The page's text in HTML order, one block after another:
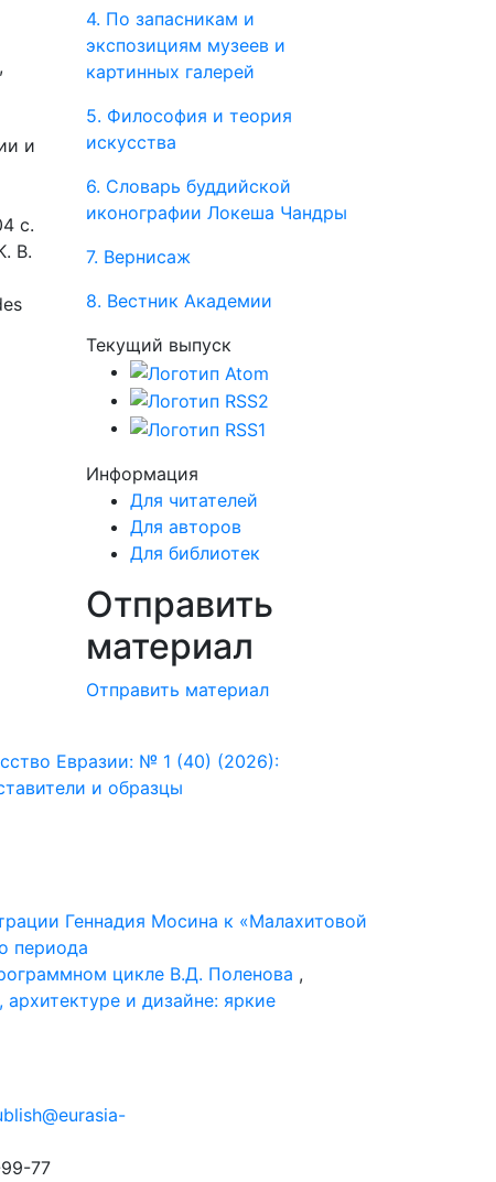
4. По запасникам и
экспозициям музеев и
картинных галерей
5. Философия и теория
искусства
6. Словарь буддийской
иконографии Локеша Чандры
7. Вернисаж
8. Вестник Академии
Текущий выпуск
Информация
Для читателей
Для авторов
Для библиотек
Отправить
материал
Отправить материал
и
с.
B.
Евразии: № 1 (40) (2026):
и образцы
Геннадия Мосина к «Малахитовой
периода
цикле В.Д. Поленова ,
и дизайне: яркие
77